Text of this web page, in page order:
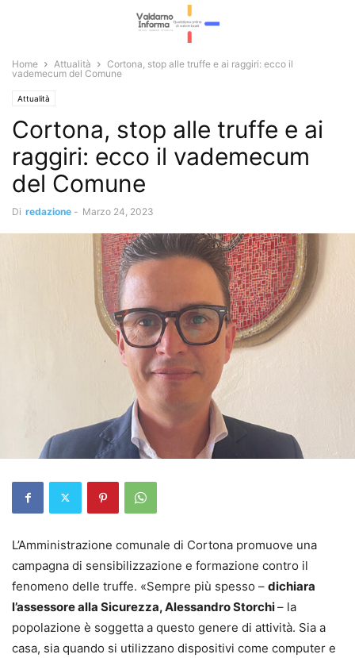
Home Attualità
Cortona, stop alle truffe e ai raggiri: ecco il
vademecum del Comune
Attualità
Cortona, stop alle truffe e ai
raggiri: ecco il vademecum
del Comune
Di redazione - Marzo 24, 2023
L’Amministrazione comunale di Cortona promuove una
campagna di sensibilizzazione e formazione contro il
fenomeno delle truffe. «Sempre più spesso – dichiara
l’assessore alla Sicurezza, Alessandro Storchi– la
popolazione è soggetta a questo genere di attività. Sia a
casa, sia quando si utilizzano dispositivi come computer e